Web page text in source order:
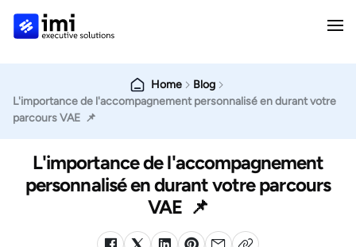
Home
Blog
L'importance de l'accompagnement personnalisé en durant votre
parcours VAE 📌
L'importance de l'accompagnement
personnalisé en durant votre parcours
VAE 📌